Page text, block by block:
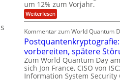
n
e
U
S
-
D
o
ü
r
M
E
A
u
n
C
h
i
f
C
u
s
t
o
m
r
ö
f
f
n
t
K
o
m
p
um 12% zum Vorjahr.
Weiterlesen:
A
f
t
r
a
g
s
d
Kommentar zum World Quantum
vorbereiten, spätere
Zum World Quantum Day
sich Jon France, CISO von
Information System Security